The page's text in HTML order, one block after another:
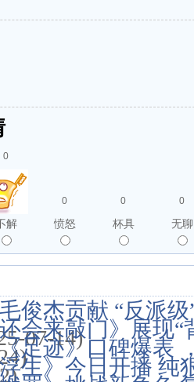
0
解
0
愤怒
0
杯具
0
无聊
俊杰贡献 “反派
07-14)
会来敲门》展现“
足迹》口碑爆表
生》今日开播 纯